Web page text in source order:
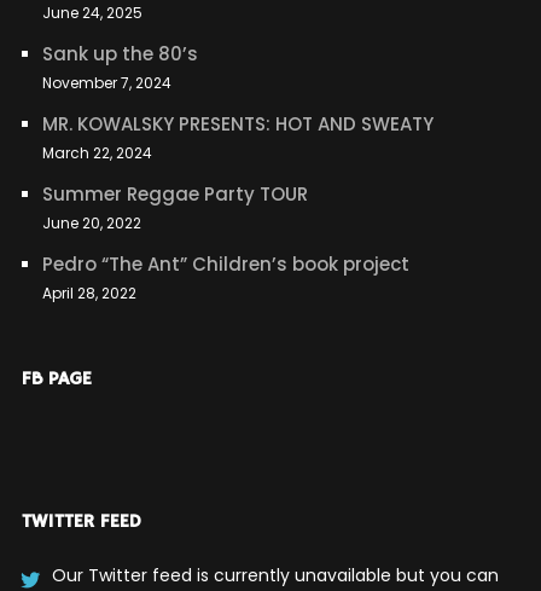
June 24, 2025
Sank up the 80’s
November 7, 2024
MR. KOWALSKY PRESENTS: HOT AND SWEATY
March 22, 2024
Summer Reggae Party TOUR
June 20, 2022
Pedro “The Ant” Children’s book project
April 28, 2022
FB PAGE
TWITTER FEED
Our Twitter feed is currently unavailable but you can